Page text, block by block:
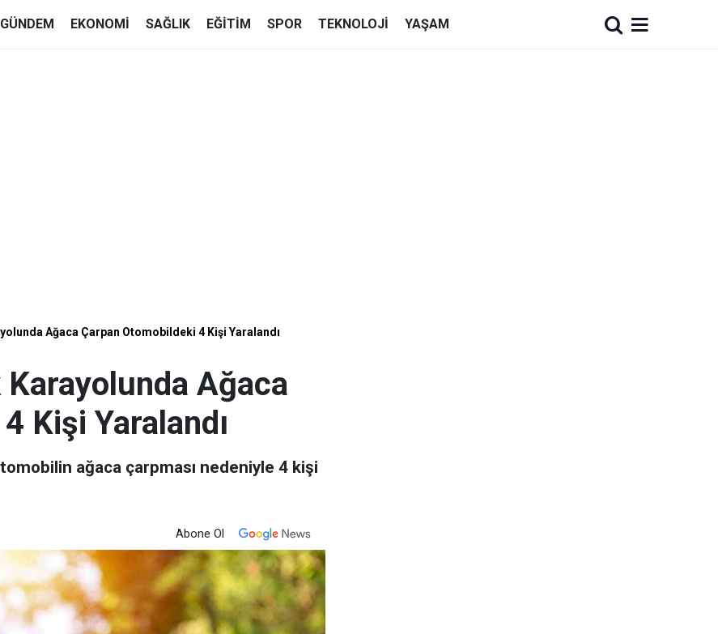
GÜNDEM EKONOMI SAĞLIK EĞITIM SPOR TEKNOLOJI YAŞAM
Ağaca Çarpan Otomobildeki 4 Kişi Yaralandı
Ağaca
Kişi Yaralandı
ağaca çarpması nedeniyle 4 kişi
Abone Ol